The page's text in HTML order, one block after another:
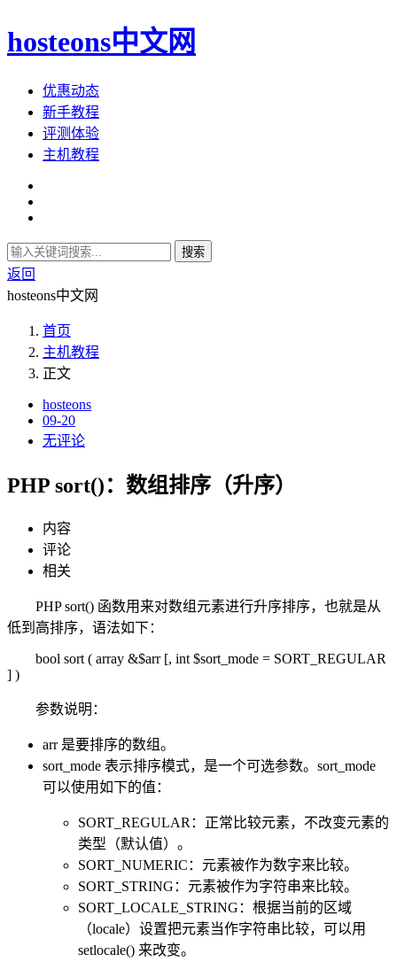
hosteons中文网
优惠动态
新手教程
评测体验
主机教程
搜索
返回
hosteons中文网
首页
主机教程
正文
hosteons
09-20
无评论
PHP sort()：数组排序（升序）
内容
评论
相关
PHP sort() 函数用来对数组元素进行升序排序，也就是从
低到高排序，语法如下：
bool sort ( array &$arr [, int $sort_mode = SORT_REGULAR
] )
参数说明：
arr 是要排序的数组。
sort_mode 表示排序模式，是一个可选参数。sort_mode
可以使用如下的值：
SORT_REGULAR：正常比较元素，不改变元素的
类型（默认值）。
SORT_NUMERIC：元素被作为数字来比较。
SORT_STRING：元素被作为字符串来比较。
SORT_LOCALE_STRING：根据当前的区域
（locale）设置把元素当作字符串比较，可以用
setlocale() 来改变。